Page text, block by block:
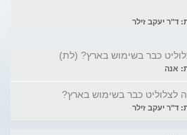
כבר בשימוש בארץ? (לת)